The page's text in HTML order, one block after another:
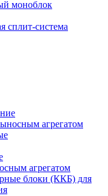
моноблок
сплит-система
агрегатом
агрегатом
блоки (ККБ) для